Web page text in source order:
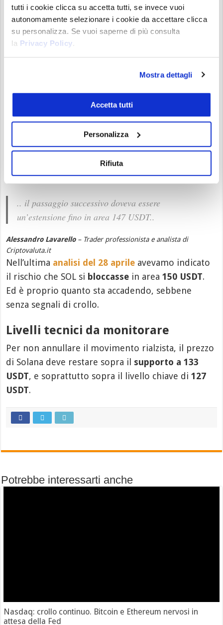
tutti i cookie clicca su accetta tutti, se invece vuoi
autonomamente selezionare i cookie da accettare clicca
su personalizza. Se vuoi saperne di più consulta
la Privacy Policy.
Mostra dettagli
Accetta tutti
Personalizza
Rifiuta
Scenario di breve di Solana
Solana (SOL) – daily 06 Maggio 2025
Analizzando ilgrafico dailydi Solana, si osserva
come il prezzo si sia bloccato sull’area di
resistenza segnalata già il15 aprile.
.. il passaggio successivo doveva essere
un’estensione fino in area 147 USDT..
Alessandro Lavarello– Trader professionista e analista di
Criptovaluta.it
Nell’ultima analisi del 28 aprile avevamo indicato
il rischio che SOL si bloccasse in area150 USDT.
Ed è proprio quanto sta accadendo, sebbene
senza segnali di crollo.
Livelli tecnici da monitorare
Per non annullare il movimento rialzista, il prezzo
di Solana deve restare sopra il supporto a 133
USDT, e soprattutto sopra il livello chiave di127
USDT.
Potrebbe interessarti anche
Nasdaq: crollo continuo. Bitcoin e Ethereum nervosi in
attesa della Fed